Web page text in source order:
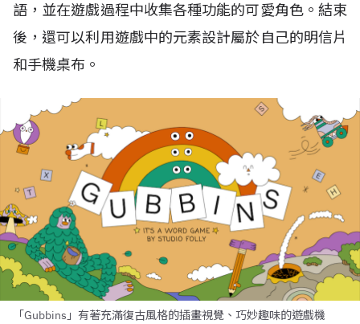
語，並在遊戲過程中收集各種功能的可愛角色。結束
後，還可以利用遊戲中的元素設計屬於自己的明信片
和手機桌布。
「Gubbins」有著充滿復古風格的插畫視覺、巧妙趣味的遊戲機